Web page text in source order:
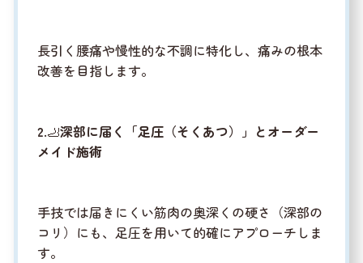
長引く腰痛や慢性的な不調に特化し、痛みの根本
改善を目指します。
2.🦶深部に届く「足圧（そくあつ）」とオーダー
メイド施術
手技では届きにくい筋肉の奥深くの硬さ（深部の
コリ）にも、足圧を用いて的確にアプローチしま
す。